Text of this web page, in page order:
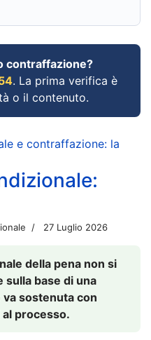
contraffazione?
. La prima verifica è
o il contenuto.
e contraffazione: la
27 Luglio 2026
della pena non si
sulla base di una
sostenuta con
processo.